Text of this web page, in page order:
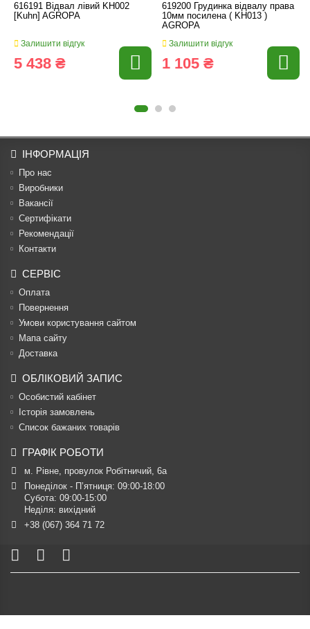
616191 Відвал лівий KH002
[Kuhn] AGROPA
Залишити відгук
5 438 ₴
619200 Грудинка відвалу права
10мм посилена ( KH013 )
AGROPA
Залишити відгук
1 105 ₴
ІНФОРМАЦІЯ
Про нас
Виробники
Вакансії
Сертифікати
Рекомендації
Контакти
СЕРВІС
Оплата
Повернення
Умови користування сайтом
Мапа сайту
Доставка
ОБЛІКОВИЙ ЗАПИС
Особистий кабінет
Історія замовлень
Список бажаних товарів
ГРАФІК РОБОТИ
м. Рівне, провулок Робітничий, 6а
Понеділок - П’ятниця: 09:00-18:00
Субота: 09:00-15:00
Неділя: вихідний
+38 (067) 364 71 72